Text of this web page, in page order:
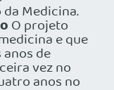
Medicina.
O projeto
e que
de
vez no
anos no